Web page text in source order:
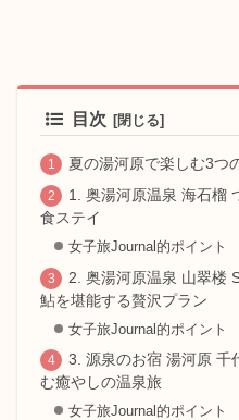
目次
夏の湯河原で楽しむ3つ
1. 奥湯河原温泉 海石榴
食ステイ
女子旅Journal的ポイント
2. 奥湯河原温泉 山翠楼
鮎を堪能する贅沢プラン
女子旅Journal的ポイント
3. 源泉のお宿 湯河原 千
む癒やしの温泉旅
女子旅Journal的ポイント